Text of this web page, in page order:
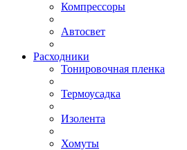
Компрессоры
Автосвет
Расходники
Тонировочная пленка
Термоусадка
Изолента
Хомуты